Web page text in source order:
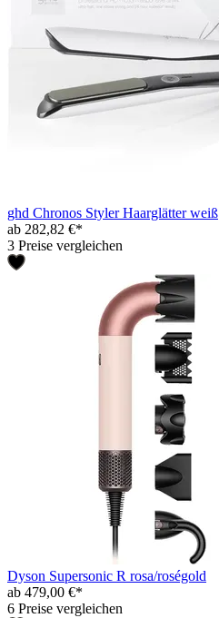
ghd Chronos Styler Haarglätter weiß
ab 282,82 €*
3 Preise vergleichen
Dyson Supersonic R rosa/roségold
ab 479,00 €*
6 Preise vergleichen